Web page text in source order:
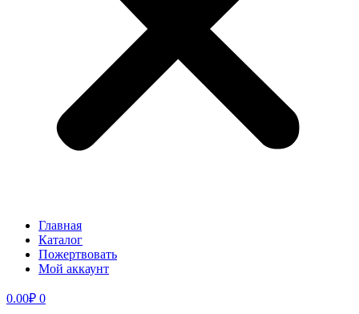
Главная
Каталог
Пожертвовать
Мой аккаунт
0.00₽ 0